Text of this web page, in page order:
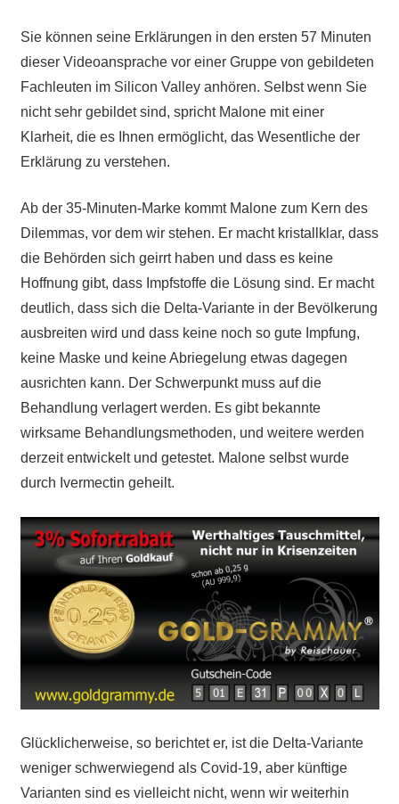
Sie können seine Erklärungen in den ersten 57 Minuten
dieser Videoansprache vor einer Gruppe von gebildeten
Fachleuten im Silicon Valley anhören. Selbst wenn Sie
nicht sehr gebildet sind, spricht Malone mit einer
Klarheit, die es Ihnen ermöglicht, das Wesentliche der
Erklärung zu verstehen.
Ab der 35-Minuten-Marke kommt Malone zum Kern des
Dilemmas, vor dem wir stehen. Er macht kristallklar, dass
die Behörden sich geirrt haben und dass es keine
Hoffnung gibt, dass Impfstoffe die Lösung sind. Er macht
deutlich, dass sich die Delta-Variante in der Bevölkerung
ausbreiten wird und dass keine noch so gute Impfung,
keine Maske und keine Abriegelung etwas dagegen
ausrichten kann. Der Schwerpunkt muss auf die
Behandlung verlagert werden. Es gibt bekannte
wirksame Behandlungsmethoden, und weitere werden
derzeit entwickelt und getestet. Malone selbst wurde
durch Ivermectin geheilt.
Glücklicherweise, so berichtet er, ist die Delta-Variante
weniger schwerwiegend als Covid-19, aber künftige
Varianten sind es vielleicht nicht, wenn wir weiterhin